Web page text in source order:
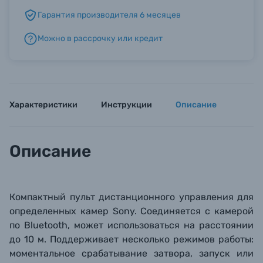
Б/У фототехника (Комиссионные товары)
Гарантия производителя 6 месяцев
Можно в рассрочку или кредит
Характеристики Инструкции Описание
Описание
Компактный пульт дистанционного управления для
определенных камер Sony. Соединяется с камерой
по Bluetooth, может использоваться на расстоянии
до 10 м. Поддерживает несколько режимов работы:
моментальное срабатывание затвора, запуск или